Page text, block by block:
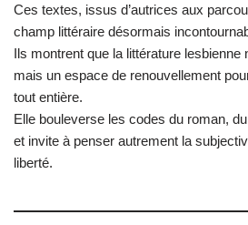
Ces textes, issus d’autrices aux
champ littéraire désormais
Ils montrent que la littérature lesbienne
mais un espace de renouvellement
tout entière.
Elle bouleverse les codes du roman,
et invite à penser autrement la
liberté.